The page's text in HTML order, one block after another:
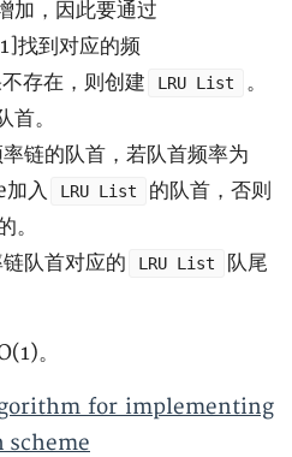
加，因此要通过
到对应的频
存在，则创建 LRU List
。
。
链的队首，若队首频率为
入
LRU List
的队首，否则
。
队首对应的
LRU List
队尾
。
for implementing
scheme